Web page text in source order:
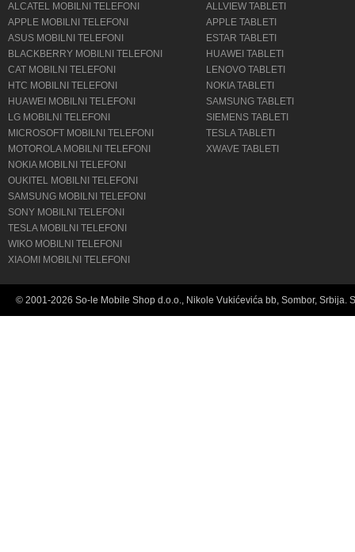
ALCATEL MOBILNI TELEFONI
APPLE MOBILNI TELEFONI
ASUS MOBILNI TELEFONI
BLACKBERRY MOBILNI TELEFONI
CAT MOBILNI TELEFONI
HTC MOBILNI TELEFONI
HUAWEI MOBILNI TELEFONI
LG MOBILNI TELEFONI
MICROSOFT MOBILNI TELEFONI
MOTOROLA MOBILNI TELEFONI
NOKIA MOBILNI TELEFONI
OUKITEL MOBILNI TELEFONI
SAMSUNG MOBILNI TELEFONI
SONY MOBILNI TELEFONI
TESLA MOBILNI TELEFONI
WIKO MOBILNI TELEFONI
XIAOMI MOBILNI TELEFONI
ALLVIEW TABLETI
APPLE TABLETI
ESTAR TABLETI
HUAWEI TABLETI
LENOVO TABLETI
NOKIA TABLETI
SAMSUNG TABLETI
SIEMENS TABLETI
TESLA TABLETI
XWAVE TABLETI
© 2001-2026 So-le Mobile Shop d.o.o., Nikole Vukićevića bb, Sombor, Srbija.